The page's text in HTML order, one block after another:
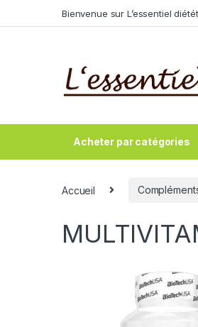
Bienvenue sur L’essentiel
Acheter par catégories
Accueil